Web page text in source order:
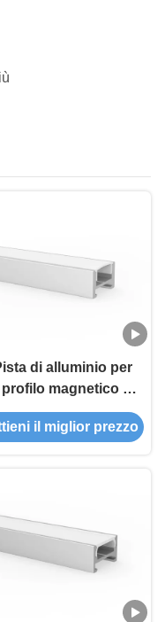
di alluminio per
profilo magnetico di
illuminazione di
Led LED per il
il miglior prezzo